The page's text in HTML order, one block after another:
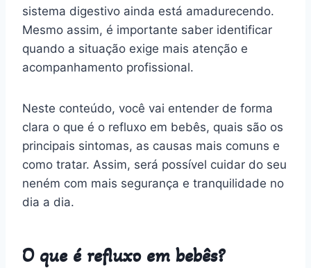
sistema digestivo ainda está amadurecendo.
Mesmo assim, é importante saber identificar
quando a situação exige mais atenção e
acompanhamento profissional.
Neste conteúdo, você vai entender de forma
clara o que é o refluxo em bebês, quais são os
principais sintomas, as causas mais comuns e
como tratar. Assim, será possível cuidar do seu
neném com mais segurança e tranquilidade no
dia a dia.
O que é refluxo em bebês?